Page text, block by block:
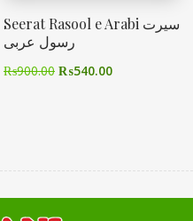
Seerat Rasool e Arabi سیرت
رسول عربی
₨900.00 ₨540.00